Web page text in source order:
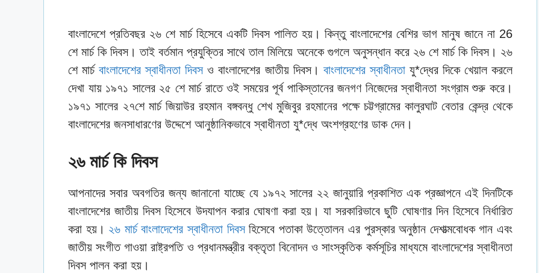
বাংলাদেশে প্রতিবছর ২৬ শে মার্চ হিসেবে একটি দিবস পালিত হয়। কিন্তু বাংলাদেশের বেশির ভাগ মানুষ জানে না 26
শে মার্চ কি দিবস। তাই বর্তমান প্রযুক্তির সাথে তাল মিলিয়ে অনেকে গুগলে অনুসন্ধান করে ২৬ শে মার্চ কি দিবস। ২৬
শে মার্চবাংলাদেশের স্বাধীনতা দিবসও বাংলাদেশের জাতীয় দিবস। বাংলাদেশের স্বাধীনতাযু*দ্ধের দিকে খেয়াল করলে
দেখা যায় ১৯৭১ সালের ২৫ শে মার্চ রাতে ওই সময়ের পূর্ব পাকিস্তানের জনগণ নিজেদের স্বাধীনতা সংগ্রাম শুরু করে।
১৯৭১ সালের ২৭শে মার্চ জিয়াউর রহমান বঙ্গবন্ধু শেখ মুজিবুর রহমানের পক্ষে চট্টগ্রামের কালুরঘাট বেতার কেন্দ্র থেকে
বাংলাদেশের জনসাধারণের উদ্দেশে আনুষ্ঠানিকভাবে স্বাধীনতা যু*দ্ধে অংশগ্রহণের ডাক দেন।
২৬ মার্চ কি দিবস
আপনাদের সবার অবগতির জন্য জানানো যাচ্ছে যে ১৯৭২ সালের ২২ জানুয়ারি প্রকাশিত এক প্রজ্ঞাপনে এই দিনটিকে
বাংলাদেশের জাতীয় দিবস হিসেবে উদযাপন করার ঘোষণা করা হয়। যা সরকারিভাবে ছুটি ঘোষণার দিন হিসেবে নির্ধারিত
করা হয়। ২৬ মার্চ বাংলাদেশের স্বাধীনতা দিবসহিসেবে পতাকা উত্তোলন এর পুরস্কার অনুষ্ঠান দেশাত্মবোধক গান এবং
জাতীয় সংগীত গাওয়া রাষ্ট্রপতি ও প্রধানমন্ত্রীর বক্তৃতা বিনোদন ও সাংস্কৃতিক কর্মসূচির মাধ্যমে বাংলাদেশের স্বাধীনতা
দিবস পালন করা হয়।